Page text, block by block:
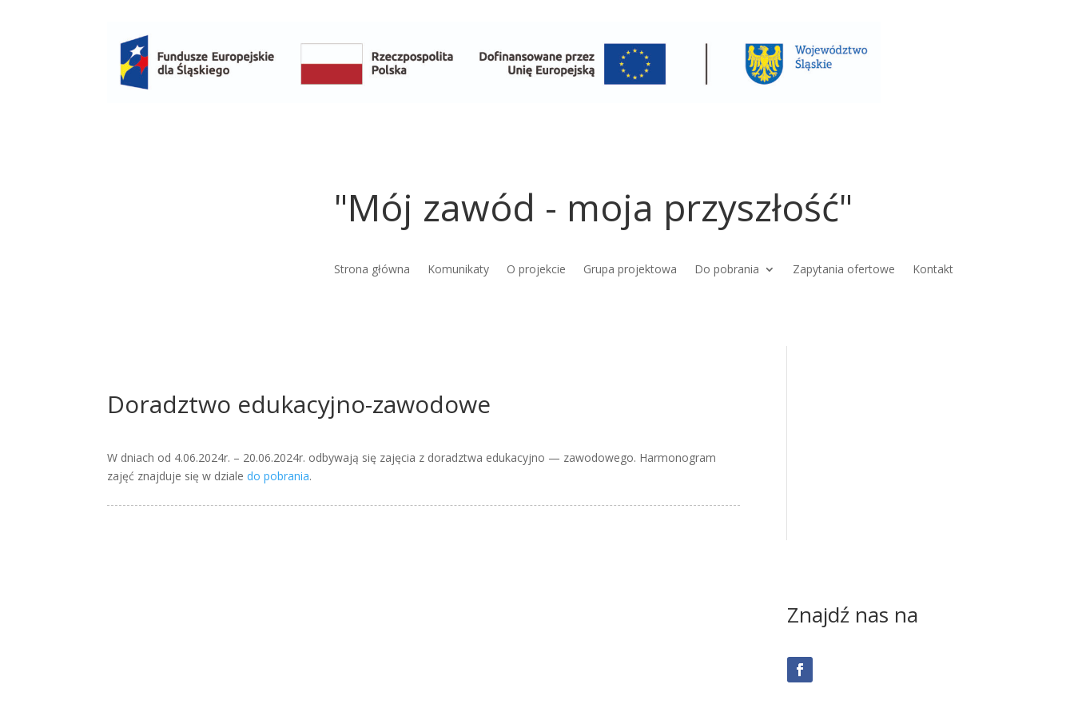
"Mój zawód - moja przyszłość"
Strona główna Komunikaty O projekcie Grupa projektowa Do pobrania Zapytania ofertowe Kontakt
Doradztwo edukacyjno-zawodowe
W dniach od 4.06.2024r. – 20.06.2024r. odbywają się zajęcia z doradztwa edukacyjno — zawodowego. Harmonogram
zajęć znajduje się w dzialedo pobrania.
Znajdź nas na